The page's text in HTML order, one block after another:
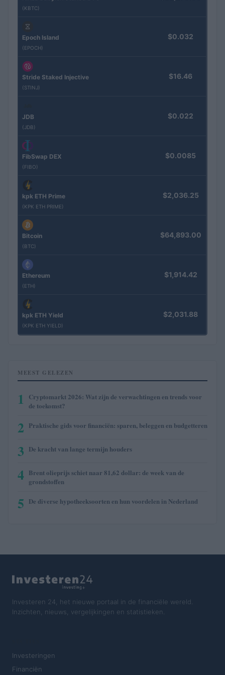
(KBTC)
Epoch Island
(EPOCH)
$0.032
Stride Staked Injective
(STINJ)
$16.46
JDB
(JDB)
$0.022
FibSwap DEX
(FIBO)
$0.0085
kpk ETH Prime
(KPK ETH PRIME)
$2,036.25
Bitcoin
(BTC)
$64,893.00
Ethereum
(ETH)
$1,914.42
kpk ETH Yield
(KPK ETH YIELD)
$2,031.88
MEEST GELEZEN
1
Cryptomarkt 2026: Wat zijn de verwachtingen en trends voor
de toekomst?
2 Praktische gids voor financiën: sparen, beleggen en budgetteren
3 De kracht van lange termijn houders
4 Brent olieprijs schiet naar 81,62 dollar: de week van de
grondstoffen
5 De diverse hypotheeksoorten en hun voordelen in Nederland
Investeren 24, het nieuwe portaal in de financiële wereld.
Inzichten, nieuws, vergelijkingen en statistieken.
Investeringen
Financiën